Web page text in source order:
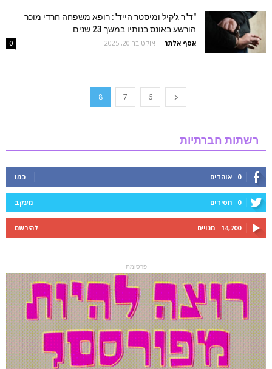
"ד"ר ג'קיל ומיסטר הייד": רופא משפחה חרדי מוכר
הורשע באונס בנותיו במשך 23 שנים
אסף אלתר - אוקטובר 20, 2025 0
6
7
8
רשתות חברתיות
0 אוהדים כמו
0 חסידים מעקב
14,700 מנויים להירשם
- פרסומת -